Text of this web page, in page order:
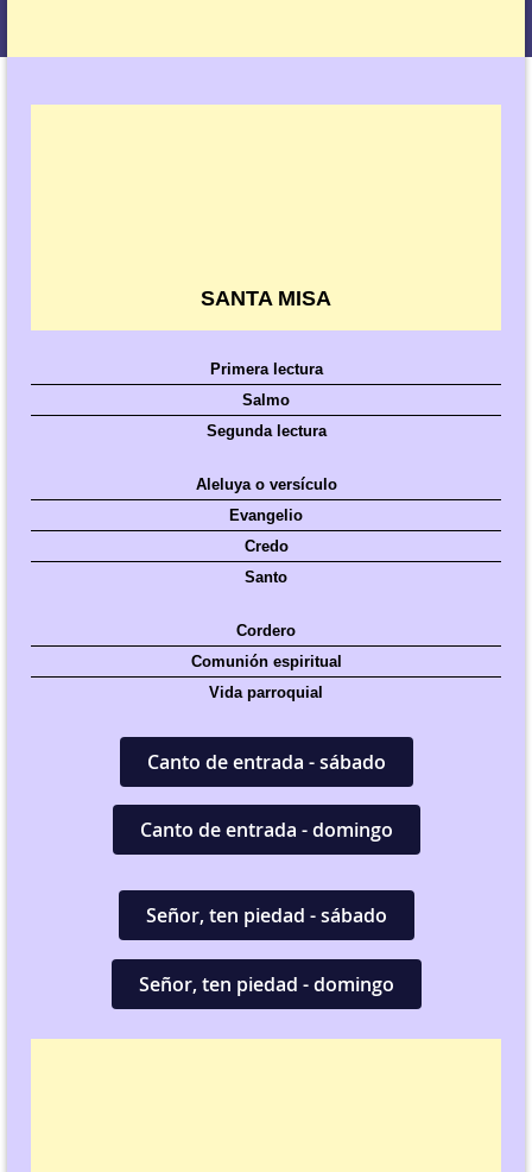
SANTA MISA
Primera lectura
Salmo
Segunda lectura
Aleluya o versículo
Evangelio
Credo
Santo
Cordero
Comunión espiritual
Vida parroquial
Canto de entrada - sábado
Canto de entrada - domingo
Señor, ten piedad - sábado
Señor, ten piedad - domingo